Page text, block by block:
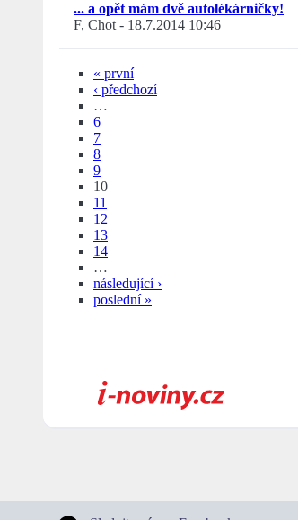
... a opět mám dvě autolékárničky!
F, Chot- 18.7.2014 10:46
« první
‹ předchozí
…
6
7
8
9
10
11
12
13
14
…
následující ›
poslední »